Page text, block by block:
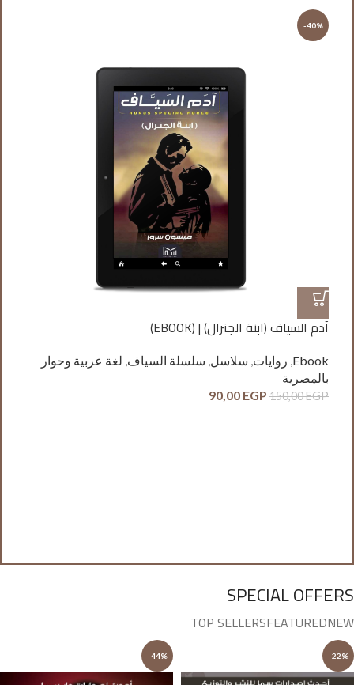
-40%
آدم السياف (ابنة الجنرال) | (EBOOK)
Ebook
, روايات, سلاسل, سلسلة السياف, لغة عربية وحوار
بالمصرية
150,00EGP
90,00 EGP
SPECIAL OFFERS
NEW
FEATURED
TOP SELLERS
-22%
-44%